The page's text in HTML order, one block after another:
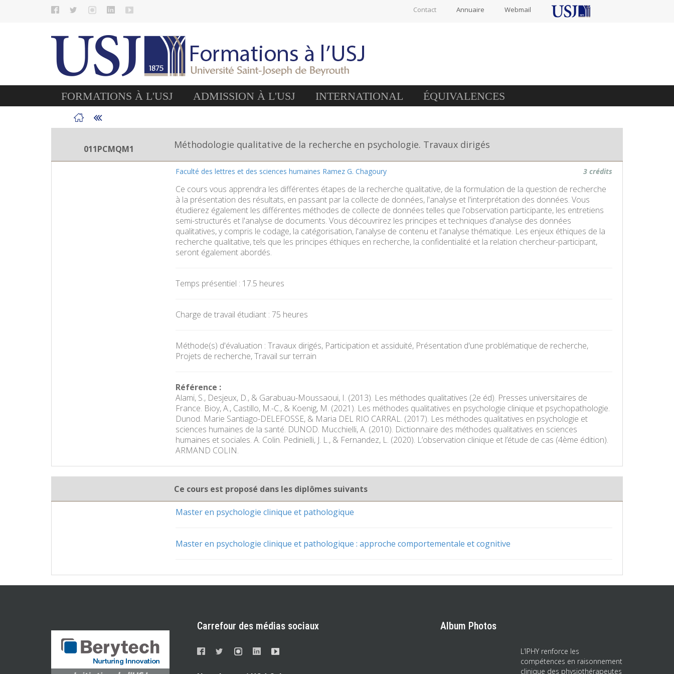
Contact Annuaire Webmail
FORMATIONS À L'USJ ADMISSION À L'USJ INTERNATIONAL ÉQUIVALENCES
011PCMQM1 Méthodologie qualitative de la recherche en psychologie. Travaux dirigés
Faculté des lettres et des sciences humaines Ramez G. Chagoury 3 crédits
Ce cours vous apprendra les différentes étapes de la recherche qualitative, de la formulation de la question de recherche
à la présentation des résultats, en passant par la collecte de données, l'analyse et l'interprétation des données. Vous
étudierez également les différentes méthodes de collecte de données telles que l'observation participante, les entretiens
semi-structurés et l'analyse de documents. Vous découvrirez les principes et techniques d'analyse des données
qualitatives, y compris le codage, la catégorisation, l'analyse de contenu et l'analyse thématique. Les enjeux éthiques de la
recherche qualitative, tels que les principes éthiques en recherche, la confidentialité et la relation chercheur-participant,
seront également abordés.
Temps présentiel : 17.5 heures
Charge de travail étudiant : 75 heures
Méthode(s) d'évaluation : Travaux dirigés, Participation et assiduité, Présentation d'une problématique de recherche,
Projets de recherche, Travail sur terrain
Référence :
Alami, S., Desjeux, D., & Garabuau-Moussaoui, I. (2013). Les méthodes qualitatives (2e éd). Presses universitaires de
France. Bioy, A., Castillo, M.-C., & Koenig, M. (2021). Les méthodes qualitatives en psychologie clinique et psychopathologie.
Dunod. Marie Santiago-DELEFOSSE, & Maria DEL RIO CARRAL. (2017). Les méthodes qualitatives en psychologie et
sciences humaines de la santé. DUNOD. Mucchielli, A. (2010). Dictionnaire des méthodes qualitatives en sciences
humaines et sociales. A. Colin. Pedinielli, J. L., & Fernandez, L. (2020). L’observation clinique et l’étude de cas (4ème édition).
ARMAND COLIN.
Ce cours est proposé dans les diplômes suivants
Master en psychologie clinique et pathologique
Master en psychologie clinique et pathologique : approche comportementale et cognitive
Carrefour des médias sociaux Album Photos
L’IPHY renforce les
compétences en raisonnement
clinique des physiothérapeutes